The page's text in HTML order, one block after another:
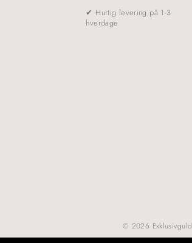
✔ Hurtig levering på 1-3
hverdage
© 2026 Exklusivguld